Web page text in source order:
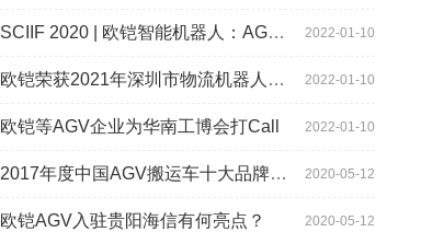
2022-01-10
SCIIF 2020 | 欧铠智能机器人：AGV自动化物流设备及系统
2022-01-10
欧铠荣获2021年深圳市物流机器人应用大赛创新项目奖
2022-01-10
欧铠等AGV企业为华南工博会打Call
2020-05-12
2017年度中国AGV搬运车十大品牌总评榜揭晓
2020-05-12
欧铠AGV入驻贵阳海信有何亮点？